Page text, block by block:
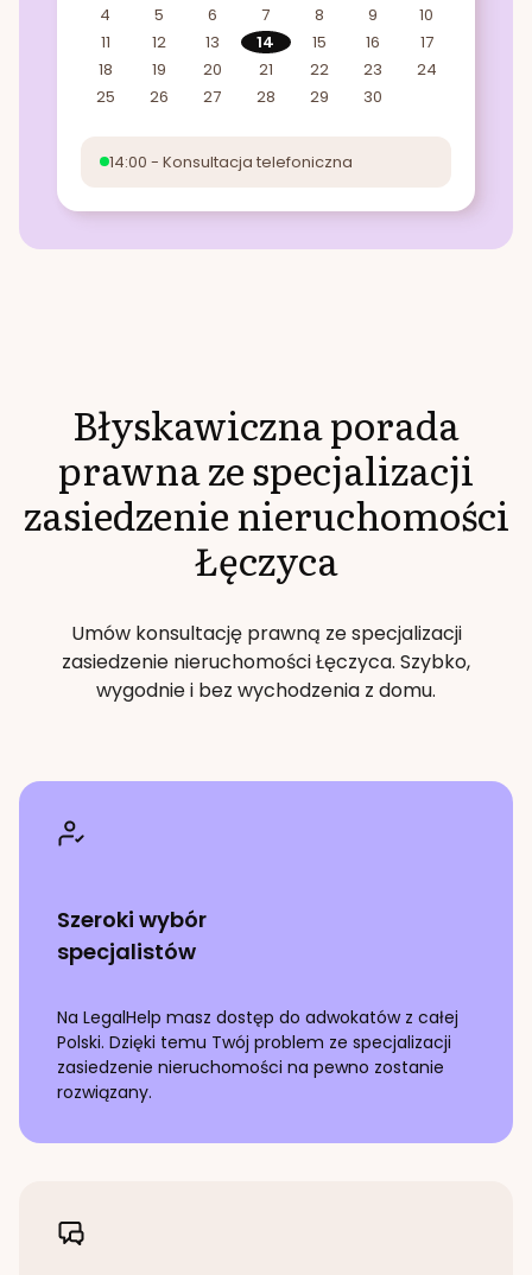
4
5 6 7 8 9
10
11
12 13 14 15 16
17
18
19 20 21 22 23
24
25
26 27 28 29 30
14:00 - Konsultacja telefoniczna
Błyskawiczna porada
prawna ze specjalizacji
zasiedzenie nieruchomości
Łęczyca
Umów konsultację prawną ze specjalizacji
zasiedzenie nieruchomościŁęczyca. Szybko,
wygodnie i bez wychodzenia z domu.
Szeroki wybór
specjalistów
Na LegalHelp masz dostęp do adwokatów z całej
Polski. Dzięki temu Twój problem ze specjalizacji
zasiedzenie nieruchomości na pewno zostanie
rozwiązany.